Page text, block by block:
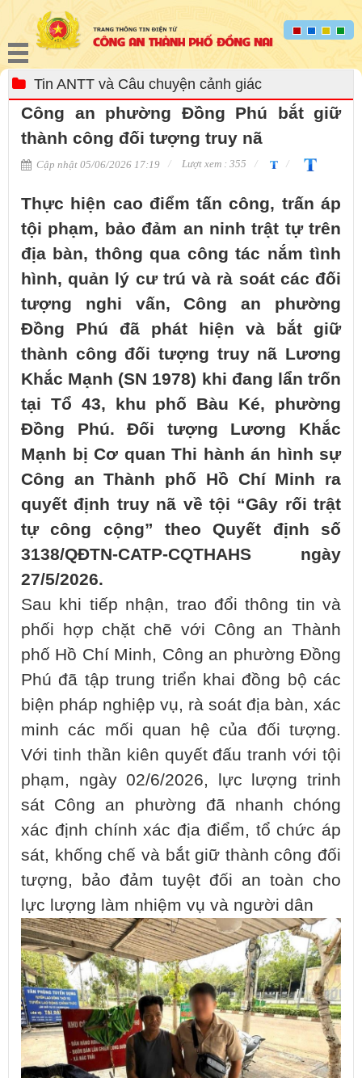
Tin ANTT và Câu chuyện cảnh giác
Công an phường Đồng Phú bắt giữ
thành công đối tượng truy nã
Cập nhật 05/06/2026 17:19 Lượt xem : 355
Thực hiện cao điểm tấn công, trấn áp
tội phạm, bảo đảm an ninh trật tự trên
địa bàn, thông qua công tác nắm tình
hình, quản lý cư trú và rà soát các đối
tượng nghi vấn, Công an phường
Đồng Phú đã phát hiện và bắt giữ
thành công đối tượng truy nã Lương
Khắc Mạnh (SN 1978) khi đang lẩn trốn
tại Tổ 43, khu phố Bàu Ké, phường
Đồng Phú. Đối tượng Lương Khắc
Mạnh bị Cơ quan Thi hành án hình sự
Công an Thành phố Hồ Chí Minh ra
quyết định truy nã về tội “Gây rối trật
tự công cộng” theo Quyết định số
3138/QĐTN-CATP-CQTHAHS ngày
27/5/2026.
Sau khi tiếp nhận, trao đổi thông tin và
phối hợp chặt chẽ với Công an Thành
phố Hồ Chí Minh, Công an phường Đồng
Phú đã tập trung triển khai đồng bộ các
biện pháp nghiệp vụ, rà soát địa bàn, xác
minh các mối quan hệ của đối tượng.
Với tinh thần kiên quyết đấu tranh với tội
phạm, ngày 02/6/2026, lực lượng trinh
sát Công an phường đã nhanh chóng
xác định chính xác địa điểm, tổ chức áp
sát, khống chế và bắt giữ thành công đối
tượng, bảo đảm tuyệt đối an toàn cho
lực lượng làm nhiệm vụ và người dân